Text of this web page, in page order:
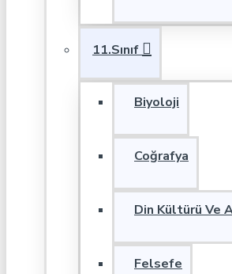
11.Sınıf
Biyoloji
Coğrafya
Din Kültürü Ve
Felsefe